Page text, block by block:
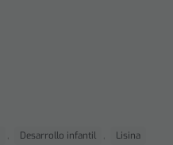
, Desarrollo infantil , Lisina